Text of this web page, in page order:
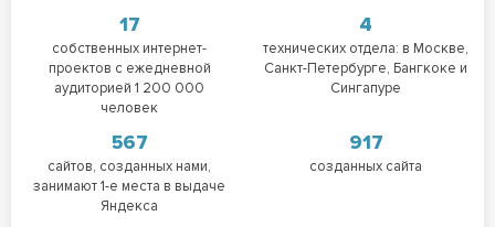
17
собственных интернет-
проектов с ежедневной
аудиторией 1 200 000
человек
4
технических отдела: в Москве,
Санкт-Петербурге, Бангкоке и
Сингапуре
567
сайтов, созданных нами,
занимают 1-е места в выдаче
Яндекса
917
созданных сайта